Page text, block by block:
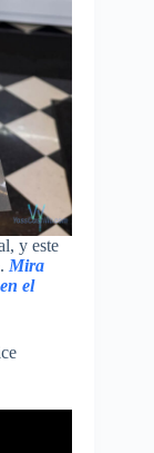
y este
Mira
el